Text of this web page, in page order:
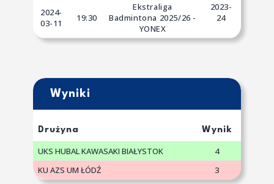
2024-
03-11
19:30
Ekstraliga
Badmintona 2025/26 -
YONEX
2023-
24
Wyniki
Drużyna Wynik
UKS HUBAL KAWASAKI BIAŁYSTOK
4
KU AZS UM ŁÓDŹ
3